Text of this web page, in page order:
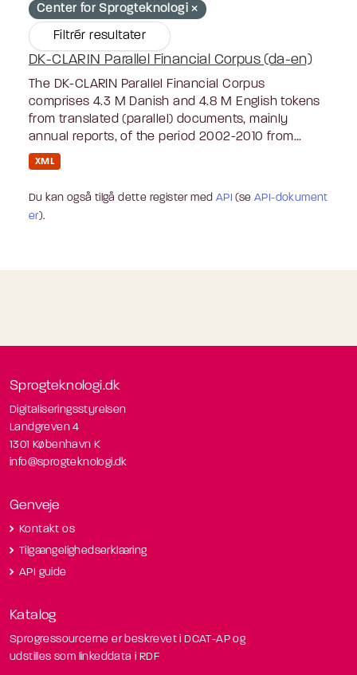
Center for Sprogteknologi
Filtrér resultater
DK-CLARIN Parallel Financial Corpus (da-en)
The DK-CLARIN Parallel Financial Corpus
comprises 4.3 M Danish and 4.8 M English tokens
from translated (parallel) documents, mainly
annual reports, of the period 2002-2010 from...
XML
Du kan også tilgå dette register med API (seAPI-dokument
er).
Sprogteknologi.dk
Digitaliseringsstyrelsen
Landgreven 4
1301 København K
info@sprogteknologi.dk
Genveje
Kontakt os
Tilgængelighedserklæring
API guide
Katalog
Sprogressourcerne er beskrevet i DCAT-AP og
udstilles som linkeddata i RDF